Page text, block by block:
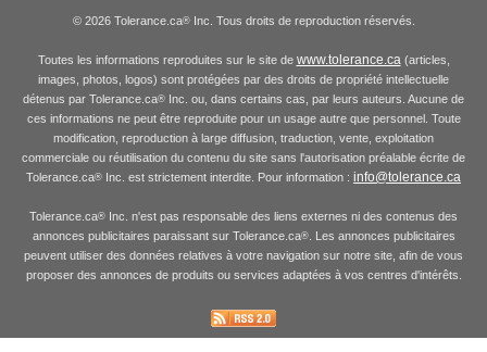
© 2026 Tolerance.ca®Inc. Tous droits de reproduction réservés.
Toutes les informations reproduites sur le site de www.tolerance.ca(articles,
images, photos, logos) sont protégées par des droits de propriété intellectuelle
détenus par Tolerance.ca® Inc. ou, dans certains cas, par leurs auteurs. Aucune de
ces informations ne peut être reproduite pour un usage autre que personnel. Toute
modification, reproduction à large diffusion, traduction, vente, exploitation
commerciale ou réutilisation du contenu du site sans l'autorisation préalable écrite de
Tolerance.ca® Inc. est strictement interdite. Pour information : info@tolerance.ca
Tolerance.ca® Inc. n'est pas responsable des liens externes ni des contenus des
annonces publicitaires paraissant sur Tolerance.ca®. Les annonces publicitaires
peuvent utiliser des données relatives à votre navigation sur notre site, afin de vous
proposer des annonces de produits ou services adaptées à vos centres d'intérêts.